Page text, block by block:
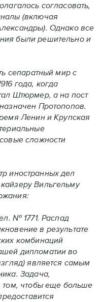
согласовать,
(включая
Однако все
были решительно и
мир с
года, когда
Штюрмер, а на пост
Протопопов.
Ленин и Крупская
сложности
иностранных дел
Вильгельму
№ 1771. Распад
в результате
комбинаций
дипломатии во
является самым
Задача,
том, чтобы еще больше